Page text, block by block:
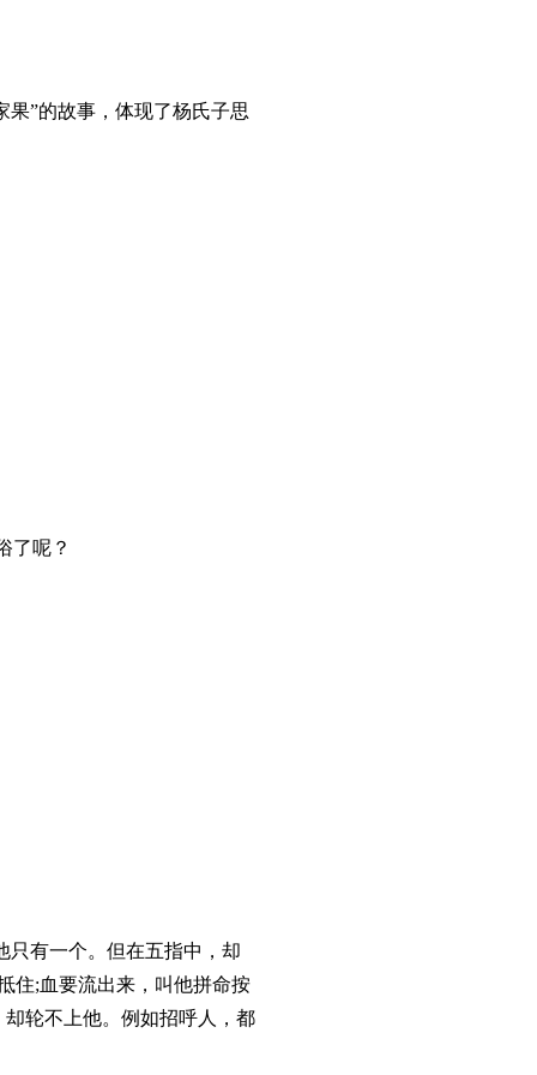
果”的故事，体现了杨氏子思
了呢？
只有一个。但在五指中，却
住;血要流出来，叫他拼命按
轮不上他。例如招呼人，都